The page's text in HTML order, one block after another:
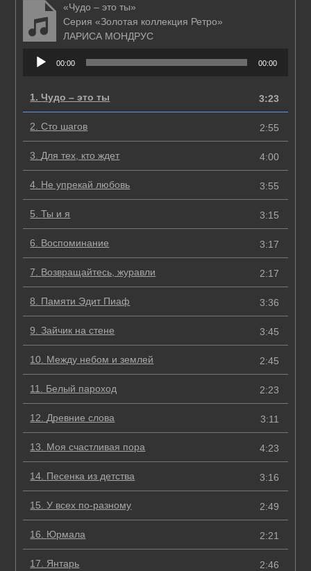
«Чудо – это ты»
Серия «Золотая коллекция Ретро»
ЛАРИСА МОНДРУС
Аудиоплеер
00:00 00:00
1.Чудо – это ты 3:23
2.Сто шагов 2:55
3. Для тех, кто ждет 4:00
4. Не упрекай любовь 3:55
5.Ты и я 3:15
6. Воспоминание 3:17
7. Возвращайтесь, журавли 2:17
8. Памяти Эдит Пиаф 3:36
9.Зайчик на стене 3:45
10. Между небом и землей 2:45
11. Белый пароход 2:23
12. Древние слова 3:11
13. Моя счастливая пора 4:23
14. Песенка из детства 3:16
15.У всех по-разному 2:49
16. Юрмала 2:21
17. Янтарь 2:46